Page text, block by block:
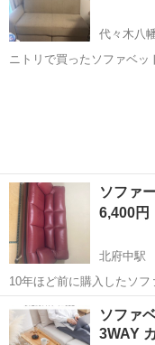
代々木八
ニトリで買ったソファベ
ソファ
6,400円
北府中駅
10年ほど前に購入したソフ
ズ】縦：90cm、横：
状態】とくに目立った傷
いいです。 【希...
東京 府中市
ソファ
3WAY